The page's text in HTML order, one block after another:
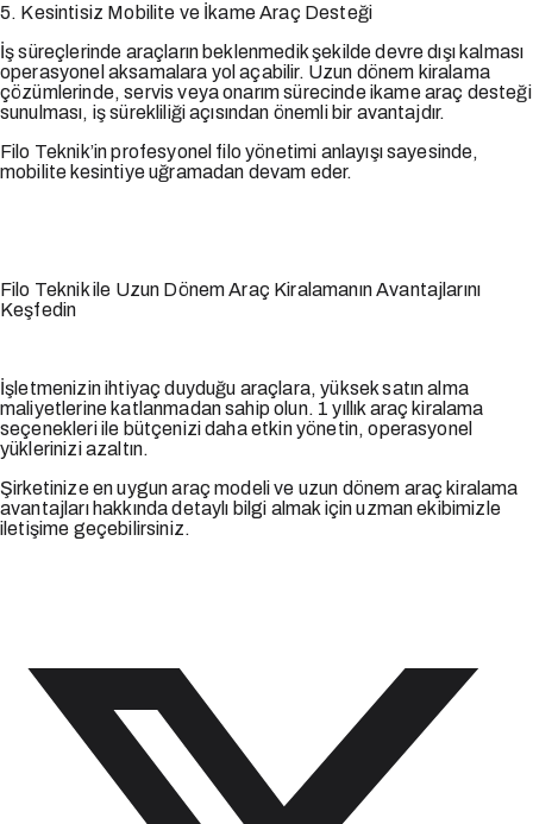
5. Kesintisiz Mobilite ve İkame Araç Desteği
İş süreçlerinde araçların beklenmedik şekilde devre dışı kalması
operasyonel aksamalara yol açabilir. Uzun dönem kiralama
çözümlerinde, servis veya onarım sürecinde ikame araç desteği
sunulması, iş sürekliliği açısından önemli bir avantajdır.
Filo Teknik’in profesyonel filo yönetimi anlayışı sayesinde,
mobilite kesintiye uğramadan devam eder.
Filo Teknik ile Uzun Dönem Araç Kiralamanın Avantajlarını
Keşfedin
İşletmenizin ihtiyaç duyduğu araçlara, yüksek satın alma
maliyetlerine katlanmadan sahip olun. 1 yıllık araç kiralama
seçenekleri ile bütçenizi daha etkin yönetin, operasyonel
yüklerinizi azaltın.
Şirketinize en uygun araç modeli ve uzun dönem araç kiralama
avantajları hakkında detaylı bilgi almak için uzman ekibimizle
iletişime geçebilirsiniz.